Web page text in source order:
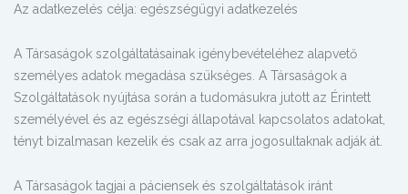
Az adatkezelés célja: egészségügyi adatkezelés
A Társaságok szolgáltatásainak igénybevételéhez alapvető
személyes adatok megadása szükséges. A Társaságok a
Szolgáltatások nyújtása során a tudomásukra jutott az Érintett
személyével és az egészségi állapotával kapcsolatos adatokat,
tényt bizalmasan kezelik és csak az arra jogosultaknak adják át.
A Társaságok tagjai a páciensek és szolgáltatások iránt